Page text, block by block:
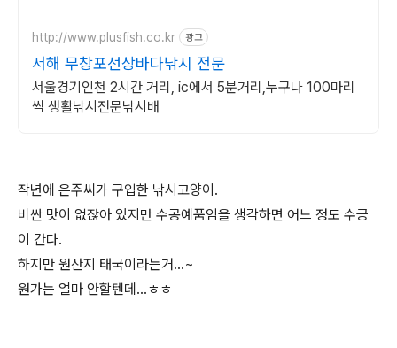
http://www.plusfish.co.kr 광고
서해 무창포선상바다낚시 전문
서울경기인천 2시간 거리, ic에서 5분거리,누구나 100마리
씩 생활낚시전문낚시배
작년에 은주씨가 구입한 낚시고양이.
비싼 맛이 없잖아 있지만 수공예품임을 생각하면 어느 정도 수긍
이 간다.
하지만 원산지 태국이라는거...~
원가는 얼마 안할텐데...ㅎㅎ